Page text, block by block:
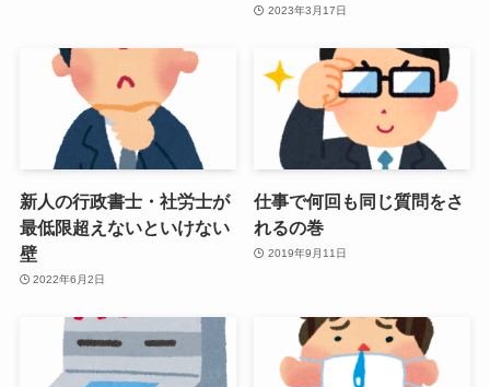
2023年3月17日
新人の行政書士・社労士が
最低限超えないといけない
壁
2022年6月2日
仕事で何回も同じ質問をさ
れるの巻
2019年9月11日